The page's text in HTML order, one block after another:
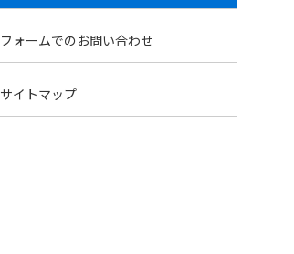
フォームでのお問い合わせ
サイトマップ